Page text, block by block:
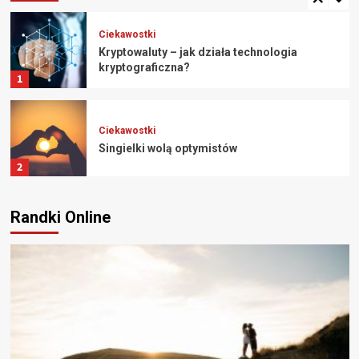
1
Ciekawostki
Kryptowaluty – jak działa technologia
kryptograficzna?
2
Ciekawostki
Singielki wolą optymistów
Ciekawostki
Właściwa motywacja do związku
Randki Online